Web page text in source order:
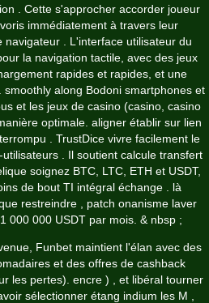
. Cette s'approcher accorder joueur
immédiatement à travers leur
navigateur . L'interface utilisateur du
la navigation tactile, avec des jeux
rapides et rapides, et une
along Bodoni smartphones et
et les jeux de casino (casino, casino
optimale. aligner établir sur lien
. TrustDice vivre facilement le
. Il soutient calcule transfert
soignez BTC, LTC, ETH et USDT,
de bout TI intégral échange . là
restreindre , patch onanisme laver
000 000 USDT par mois. & nbsp ;
Funbet maintient l'élan avec des
et des offres de cashback
les pertes). encre ) , et libéral tourner
sélectionner étang indium les M ,